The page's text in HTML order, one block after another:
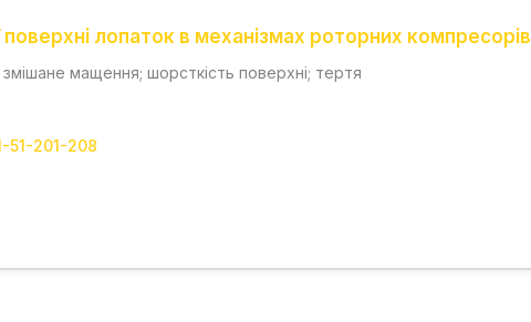
лопаток в механізмах роторних компресорів
мащення; шорсткість поверхні; тертя
51-201-208